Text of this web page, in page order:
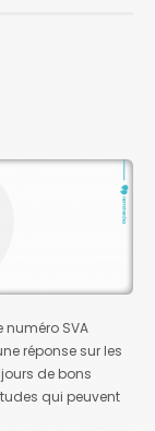
numéro SVA
réponse sur les
de bons
qui peuvent